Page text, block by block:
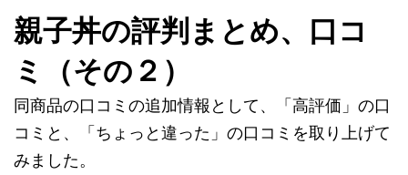
親子丼の評判まとめ、口コ
ミ（その２）
同商品の口コミの追加情報として、「高評価」の口
コミと、「ちょっと違った」の口コミを取り上げて
みました。